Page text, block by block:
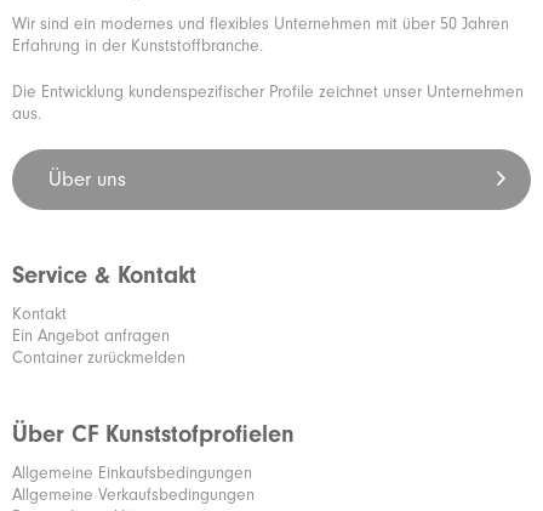
Wir sind ein modernes und flexibles Unternehmen mit über 50 Jahren
Erfahrung in der Kunststoffbranche.
Die Entwicklung kundenspezifischer Profile zeichnet unser Unternehmen
aus.
Über uns
Service & Kontakt
Kontakt
Ein Angebot anfragen
Container zurückmelden
Über CF Kunststofprofielen
Allgemeine Einkaufsbedingungen
Allgemeine Verkaufsbedingungen